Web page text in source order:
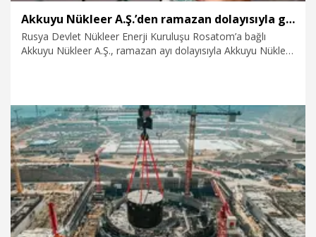
Akkuyu Nükleer A.Ş.’den ramazan dolayısıyla gıda kolisi desteği
Rusya Devlet Nükleer Enerji Kuruluşu Rosatom’a bağlı
Akkuyu Nükleer A.Ş., ramazan ayı dolayısıyla Akkuyu Nükleer
toplam bin 200 aileye gıda kolisi desteği ulaştığını duyurdu.
21.03.2025 Kurumsal